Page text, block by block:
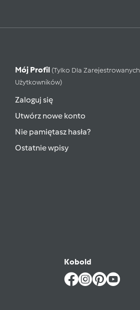
Mój Profil (tylko Dla Zarejestrowanych
Użytkowników)
Zaloguj się
Utwórz nowe konto
Nie pamiętasz hasła?
Ostatnie wpisy
Kobold